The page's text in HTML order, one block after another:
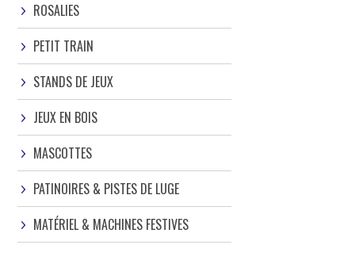
ROSALIES
PETIT TRAIN
STANDS DE JEUX
JEUX EN BOIS
MASCOTTES
PATINOIRES & PISTES DE LUGE
MATÉRIEL & MACHINES FESTIVES